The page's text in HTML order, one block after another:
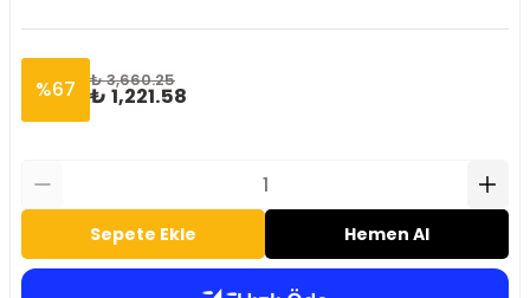
%67 ₺ 3,660.25
₺ 1,221.58
Sepete Ekle Hemen Al